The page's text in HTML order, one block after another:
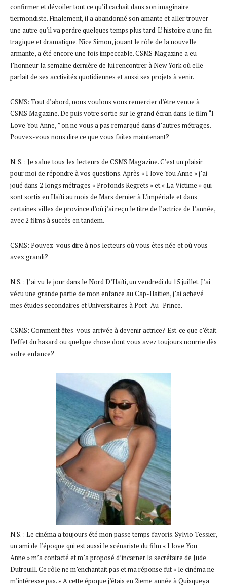
confirmer et dévoiler tout ce qu’il cachait dans son imaginaire
tiermondiste. Finalement, il a abandonné son amante et aller trouver
une autre qu’il va perdre quelques temps plus tard. L’ histoire a une fin
tragique et dramatique. Nice Simon, jouant le rôle de la nouvelle
armante, a été encore une fois impeccable. CSMS Magazine a eu
l’honneur la semaine dernière de lui rencontrer à New York où elle
parlait de ses acctivités quotidiennes et aussi ses projets à venir.
CSMS: Tout d’abord, nous voulons vous remercier d’être venue à
CSMS Magazine. De puis votre sortie sur le grand écran dans le film “I
Love You Anne, ” on ne vous a pas remarqué dans d’autres métrages.
Pouvez-vous nous dire ce que vous faites maintenant?
N. S. : Je salue tous les lecteurs de CSMS Magazine. C’est un plaisir
pour moi de répondre à vos questions. Après « I love You Anne » j’ai
joué dans 2 longs métrages « Profonds Regrets » et « La Victime » qui
sont sortis en Haïti au mois de Mars dernier à L’impériale et dans
certaines villes de province d’où j’ai reçu le titre de l’actrice de l’année,
avec 2 films à succès en tandem.
CSMS: Pouvez-vous dire à nos lecteurs où vous êtes née et où vous
avez grandi?
N.S. : J’ai vu le jour dans le Nord D’Haïti, un vendredi du 15 juillet. J’ai
vécu une grande partie de mon enfance au Cap-Haitien, j’ai achevé
mes études secondaires et Universitaires à Port- Au- Prince.
CSMS: Comment êtes-vous arrivée à devenir actrice? Est-ce que c’était
l’effet du hasard ou quelque chose dont vous avez toujours nourrie dès
votre enfance?
N.S. : Le cinéma a toujours été mon passe temps favoris. Sylvio Tessier,
un ami de l’époque qui est aussi le scénariste du film « I love You
Anne » m’a contacté et m’a proposé d’incarner la secrétaire de Jude
Dutreuill. Ce rôle ne m’enchantait pas et ma réponse fut « le cinéma ne
m’intéresse pas. » A cette époque j’étais en 2ieme année à Quisqueya